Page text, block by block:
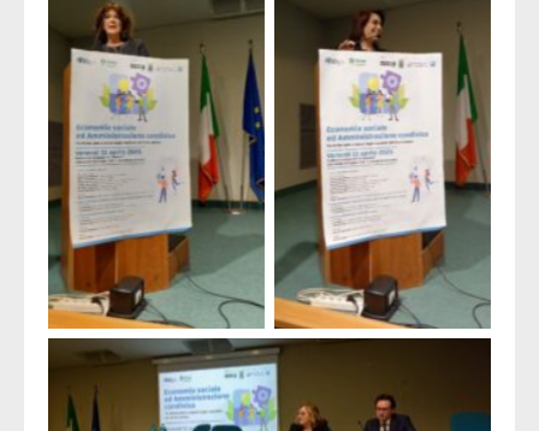
Lucia Montanini Chiara Tommasini